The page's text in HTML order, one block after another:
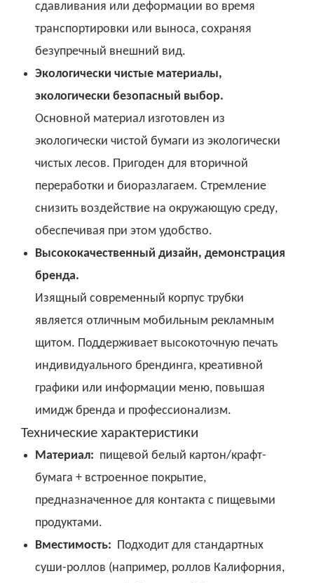
сдавливания или деформации во время
транспортировки или выноса, сохраняя
безупречный внешний вид.
Экологически чистые материалы,
экологически безопасный выбор.
Основной материал изготовлен из
экологически чистой бумаги из экологически
чистых лесов. Пригоден для вторичной
переработки и биоразлагаем. Стремление
снизить воздействие на окружающую среду,
обеспечивая при этом удобство.
Высококачественный дизайн, демонстрация
бренда.
Изящный современный корпус трубки
является отличным мобильным рекламным
щитом. Поддерживает высокоточную печать
индивидуального брендинга, креативной
графики или информации меню, повышая
имидж бренда и профессионализм.
Технические характеристики
Материал: пищевой белый картон/крафт-
бумага + встроенное покрытие,
предназначенное для контакта с пищевыми
продуктами.
Вместимость: Подходит для стандартных
суши-роллов (например, роллов Калифорния,